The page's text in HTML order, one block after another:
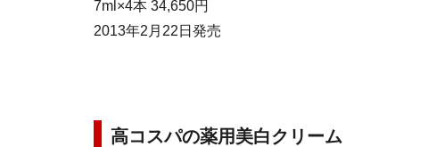
7ml×4本 34,650円
2013年2月22日発売
高コスパの薬用美白クリーム